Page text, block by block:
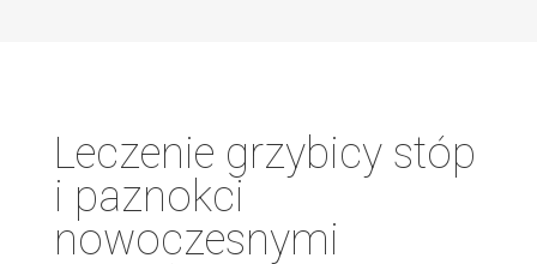
Leczenie grzybicy stóp
i paznokci
nowoczesnymi